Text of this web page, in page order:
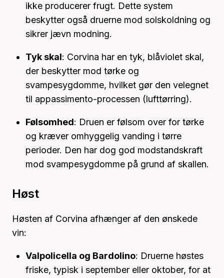
ikke producerer frugt. Dette system
beskytter også druerne mod solskoldning og
sikrer jævn modning.
Tyk skal: Corvina har en tyk, blåviolet skal,
der beskytter mod tørke og
svampesygdomme, hvilket gør den velegnet
til appassimento-processen (lufttørring).
Følsomhed: Druen er følsom over for tørke
og kræver omhyggelig vanding i tørre
perioder. Den har dog god modstandskraft
mod svampesygdomme på grund af skallen.
Høst
Høsten af Corvina afhænger af den ønskede
vin:
Valpolicella og Bardolino: Druerne høstes
friske, typisk i september eller oktober, for at